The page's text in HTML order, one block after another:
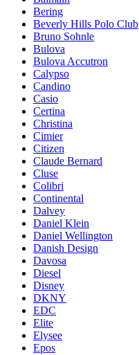
Bering
Beverly Hills Polo Club
Bruno Sohnle
Bulova
Bulova Accutron
Calypso
Candino
Casio
Certina
Christina
Cimier
Citizen
Claude Bernard
Cluse
Colibri
Continental
Dalvey
Daniel Klein
Daniel Wellington
Danish Design
Davosa
Diesel
Disney
DKNY
EDC
Elite
Elysee
Epos